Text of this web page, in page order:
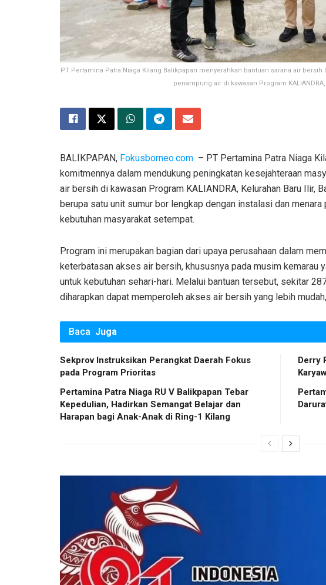
PT Pertamina Patra Niaga Kilang Balikpapan menyerahkan bantuan sarana air
penampung air di kawasan Program
BALIKPAPAN, Fokusborneo.com – PT Pertamina Patra Niaga
komitmennya dalam mendukung peningkatan kesejahteraan
air bersih di kawasan Program KALIANDRA, Kelurahan Baru Ilir,
berupa satu unit sumur bor lengkap dengan instalasi dan menara
kebutuhan masyarakat setempat.
Program ini merupakan bagian dari upaya perusahaan dalam
keterbatasan akses air bersih, khususnya pada musim kemarau
untuk kebutuhan sehari-hari. Melalui bantuan tersebut, sekitar
diharapkan dapat memperoleh akses air bersih yang lebih
Baca Juga
Sekprov Instruksikan Perangkat Daerah Fokus
pada Program Prioritas
Pertamina Patra Niaga RU V Balikpapan Tebar
Kepedulian, Hadirkan Semangat Belajar dan
Harapan bagi Anak-Anak di Ring-1 Kilang
Derry